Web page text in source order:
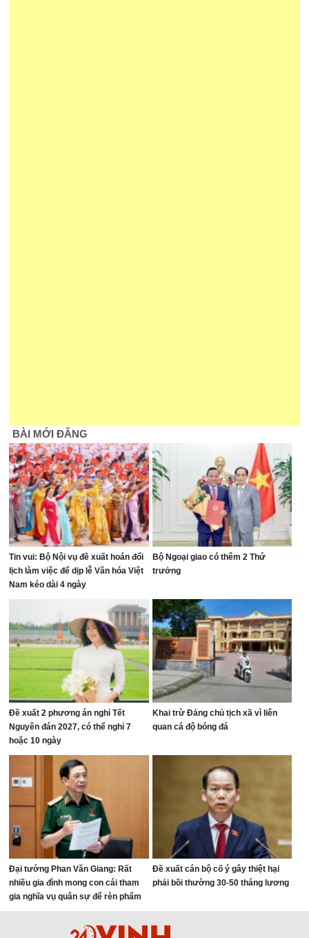
BÀI MỚI ĐĂNG
Tin vui: Bộ Nội vụ đề xuất hoán đổi
lịch làm việc để dịp lễ Văn hóa Việt
Nam kéo dài 4 ngày
Bộ Ngoại giao có thêm 2 Thứ
trưởng
Đề xuất 2 phương án nghỉ Tết
Nguyên đán 2027, có thể nghỉ 7
hoặc 10 ngày
Khai trừ Đảng chủ tịch xã vì liên
quan cá độ bóng đá
Đại tướng Phan Văn Giang: Rất
nhiều gia đình mong con cái tham
gia nghĩa vụ quân sự để rèn phẩm
chất
Đề xuất cán bộ cố ý gây thiệt hại
phải bồi thường 30-50 tháng lương